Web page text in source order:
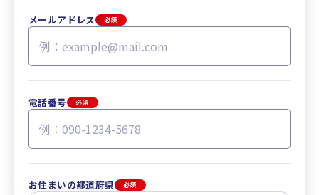
メールアドレス 必須
電話番号 必須
お住まいの都道府県 必須